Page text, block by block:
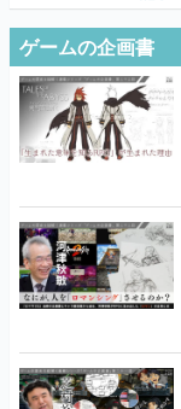
ゲームの企画書